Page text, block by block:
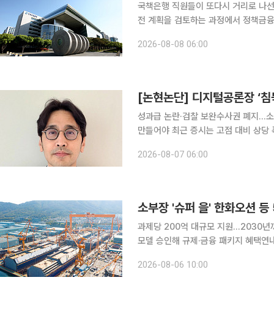
국책은행 직원들이 또다시 거리로 나
전 계획을 검토하는 과정에서 정책금
2026-08-08 06:00
[논현논단] 디지털공론장 ‘
성과급 논란·검찰 보완수사권 폐지…
만들어야 최근 증시는 고점 대비 상당 폭 하락했지만, 정작 발표된 우리나라 반도체산업의 실적은
2026-08-07 06:00
소부장 '슈퍼 을' 한화오션
과제당 200억 대규모 지원...2030년
모델 승인해 규제·금융 패키지 혜택
로 한화오션 등 5곳을 신규 선정하고
2026-08-06 10:00